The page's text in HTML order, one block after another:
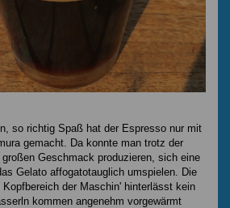
so richtig Spaß hat der Espresso nur mit
gemacht. Da konnte man trotz der
Geschmack produzieren, sich eine
Gelato affogatotauglich umspielen. Die
der Maschin' hinterlässt kein
kommen angenehm vorgewärmt